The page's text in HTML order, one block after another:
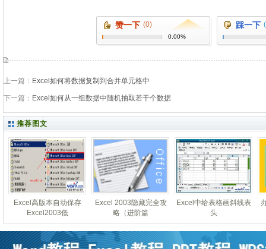
赞一下 (0)
0.00%
踩一下
上一篇： Excel如何将数据复制到合并单元格中
下一篇： Excel如何从一组数据中随机抽取若干个数据
推荐图文
Excel高版本自动保存
Excel2003低
Excel 2003隐藏完全攻
略（进阶篇
Excel中给表格画斜线表
头